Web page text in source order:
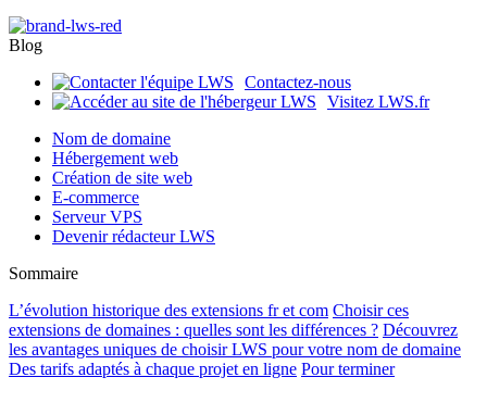
Blog
Contactez-nous
Visitez LWS.fr
Nom de domaine
Hébergement web
Création de site web
E-commerce
Serveur VPS
Devenir rédacteur LWS
Sommaire
L’évolution historique des extensions fr et com Choisir ces
extensions de domaines : quelles sont les différences ? Découvrez
les avantages uniques de choisir LWS pour votre nom de domaine
Des tarifs adaptés à chaque projet en ligne Pour terminer